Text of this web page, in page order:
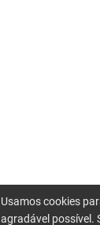
Usamos cookies
agradável possível.